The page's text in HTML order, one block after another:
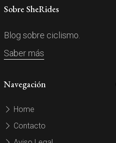
Sobre SheRides
Blog sobre ciclismo.
Saber más
Navegación
Home
Contacto